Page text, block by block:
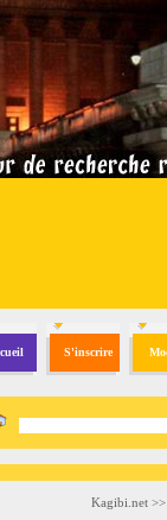
S'inscrire
Kagibi.net